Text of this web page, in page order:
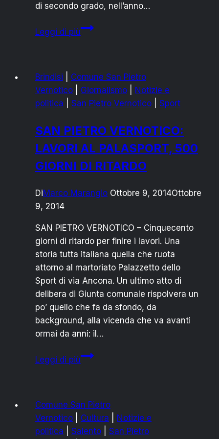
di secondo grado, nell’anno…
Leggi di piùAMMINISTRAZIONE:BORSE
I
PIU
BRAVI
Brindisi
Comune San Pietro
Vernotico
Giornalismo
Notizie e
politica
San Pietro Vernotico Sport
SAN PIETRO VERNOTICO:
LAVORI AL PALASPORT, 500
GIORNI DI RITARDO
DiMarco Marangio Ottobre 9, 2014Ottobre
9, 2014
SAN PIETRO VERNOTICO – Cinquecento
giorni di ritardo per finire i lavori. Una
storia tutta italiana quella che ruota
attorno al martoriato Palazzetto dello
Sport di via Ancona. Un ultimo atto di
delibera di Giunta comunale rispolvera un
po’ quello che fa da sfondo, da
background, alla vicenda che va avanti
ormai da anni: il…
Leggi di piùSAN
AL
PALASPORT,
500
Comune San Pietro
Vernotico
Cultura
Notizie e
politica
Salento San Pietro